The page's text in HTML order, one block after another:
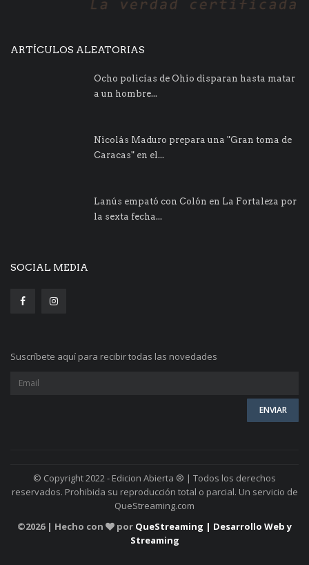
ARTÍCULOS ALEATORIAS
Ocho policías de Ohio disparan hasta matar
a un hombre...
Nicolás Maduro prepara una "Gran toma de
Caracas" en el...
Lanús empató con Colón en La Fortaleza por
la sexta fecha...
SOCIAL MEDIA
Suscríbete aquí para recibir todas las novedades
© Copyright 2022 - Edicion Abierta ® | Todos los derechos
reservados. Prohibida su reproducción total o parcial. Un servicio de
QueStreaming.com
©2026 | Hecho con por QueStreaming | Desarrollo Web y
Streaming